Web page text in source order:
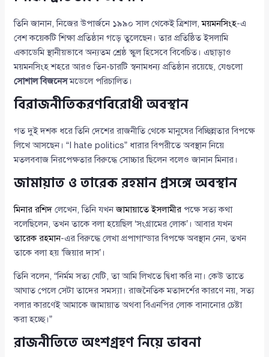
তিনি জানান, নিজের উপার্জনে ১৯৯০ সাল থেকেই ত্রিশাল,ময়মনসিংহ-এ
বেশ কয়েকটি শিক্ষা প্রতিষ্ঠান গড়ে তুলেছেন। তার প্রতিষ্ঠিত ইসলামি
একাডেমি স্থানীয়ভাবে অন্যতম শ্রেষ্ঠ স্কুল হিসেবে বিবেচিত। এছাড়াও
ময়মনসিংহ শহরে আরও তিন-চারটি স্বনামধন্য প্রতিষ্ঠান রয়েছে, যেগুলো
সোশাল বিজনেসমডেলে পরিচালিত।
বিরাজনীতিকরণবিরোধী অবস্থান
গত দুই দশক ধরে তিনি দেশের রাজনীতি থেকে মানুষের বিচ্ছিন্নতার বিপক্ষে
লিখে আসছেন। “I hate politics” ধারার বিপরীতে অবস্থান নিয়ে
মতলববাজ নিরপেক্ষতার বিরুদ্ধে সোচ্চার ছিলেন বলেও জানান মিনার।
জামায়াত ও তারেক রহমান প্রসঙ্গে অবস্থান
মিনার রশিদ লেখেন, তিনি যখনজামায়াতে ইসলামীর পক্ষে সত্য কথা
বলেছিলেন, তখন তাকে বলা হয়েছিল ‘সংগ্রামের লোক’। আবার যখন
তারেক রহমান-এর বিরুদ্ধে লেখা প্রপাগান্ডার বিপক্ষে অবস্থান নেন, তখন
তাকে বলা হয় ‘জিয়ার দাস’।
তিনি বলেন, “নির্মম সত্য যেটি, তা আমি লিখতে দ্বিধা করি না। কেউ তাতে
আঘাত পেলে সেটা তাদের সমস্যা। রাজনৈতিক মতাদর্শের কারণে নয়, সত্য
বলার কারণেই আমাকে জামায়াত অথবা বিএনপির লোক বানানোর চেষ্টা
করা হচ্ছে।”
রাজনীতিতে অংশগ্রহণ নিয়ে ভাবনা